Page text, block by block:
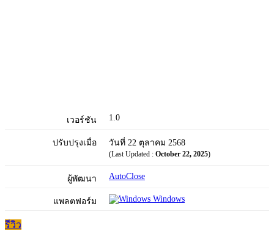
เวอร์ชัน 1.0
ปรับปรุงเมื่อ วันที่ 22 ตุลาคม 2568
(Last Updated : October 22, 2025)
ผู้พัฒนา AutoClose
แพลตฟอร์ม Windows
รีวิว